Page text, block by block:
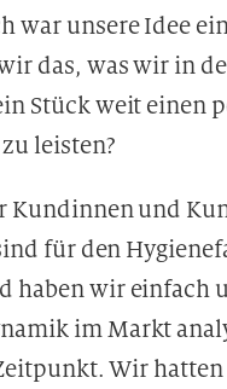
war unsere Idee
das, was wir in
Stück weit einen
leisten?
Kundinnen und
für den
haben wir einfach
im Markt
Wir